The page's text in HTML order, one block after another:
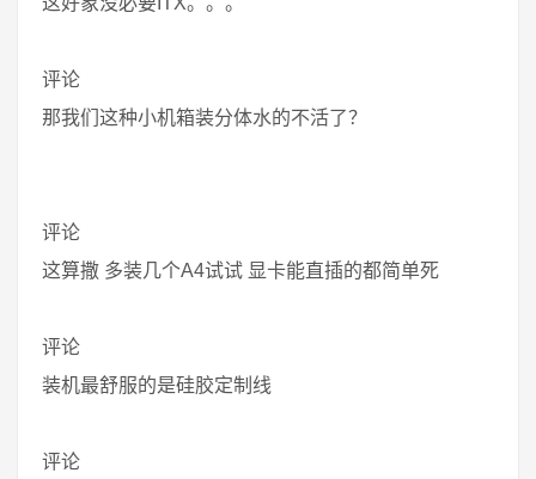
评论
那我们这种小机箱装分体水的不活了？
评论
这算撒 多装几个A4试试 显卡能直插的都简单死
评论
装机最舒服的是硅胶定制线
评论